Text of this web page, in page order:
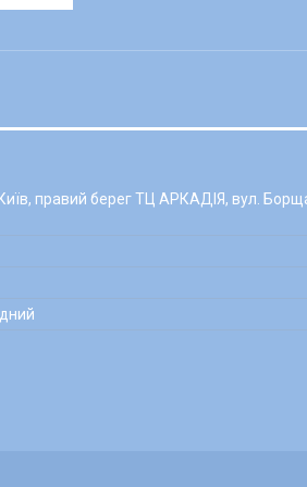
- пов’язки, пінетки, берети,
комплектації: пломб, бірок,
правий берег ТЦ АРКАДІЯ, вул.